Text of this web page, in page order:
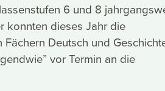
6 und 8
konnten dieses Jahr die
Deutsch und
vor Termin an die